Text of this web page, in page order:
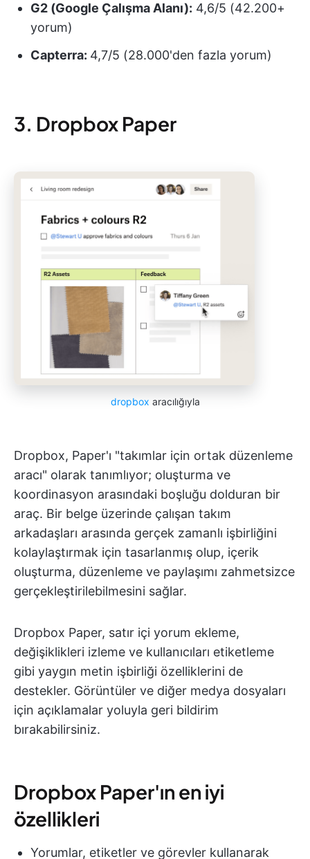
G2 (Google Çalışma Alanı): 4,6/5 (42.200+
yorum)
Capterra: 4,7/5 (28.000'den fazla yorum)
3. Dropbox Paper
dropbox aracılığıyla
Dropbox, Paper'ı "takımlar için ortak düzenleme
aracı" olarak tanımlıyor; oluşturma ve
koordinasyon arasındaki boşluğu dolduran bir
araç. Bir belge üzerinde çalışan takım
arkadaşları arasında gerçek zamanlı işbirliğini
kolaylaştırmak için tasarlanmış olup, içerik
oluşturma, düzenleme ve paylaşımı zahmetsizce
gerçekleştirilebilmesini sağlar.
Dropbox Paper, satır içi yorum ekleme,
değişiklikleri izleme ve kullanıcıları etiketleme
gibi yaygın metin işbirliği özelliklerini de
destekler. Görüntüler ve diğer medya dosyaları
için açıklamalar yoluyla geri bildirim
bırakabilirsiniz.
Dropbox Paper'ın en iyi
özellikleri
Yorumlar, etiketler ve görevler kullanarak